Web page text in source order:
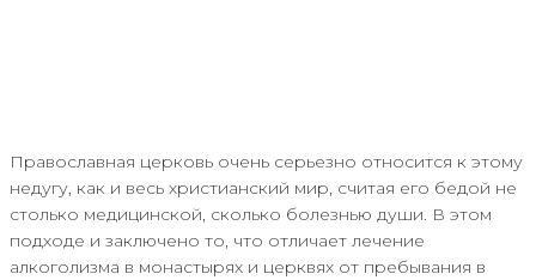
Православная церковь очень серьезно относится к этому
недугу, как и весь христианский мир, считая его бедой не
столько медицинской, сколько болезнью души. В этом
подходе и заключено то, что отличает лечение
алкоголизма в монастырях и церквях от пребывания в